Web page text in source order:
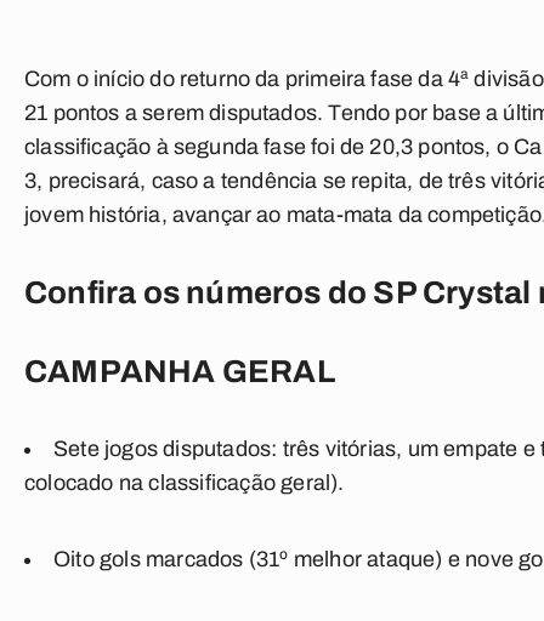
Com o início do returno da primeira fase da 4ª
21 pontos a serem disputados. Tendo por base a
classificação à segunda fase foi de 20,3 pontos, o
3, precisará, caso a tendência se repita, de três
jovem história, avançar ao mata-mata da competição
Confira os números do SP Crystal
CAMPANHA GERAL
Sete jogos disputados: três vitórias, um empate
colocado na classificação geral).
Oito gols marcados (31º melhor ataque) e nove